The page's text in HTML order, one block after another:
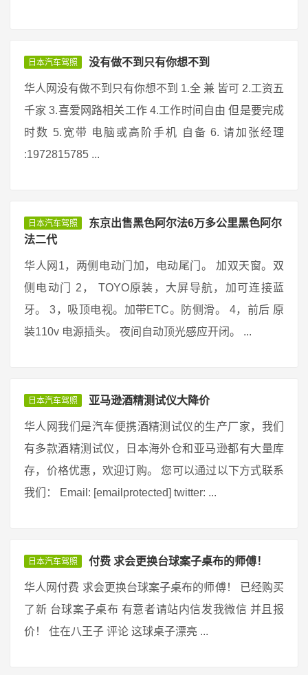
日本汽车驾照 没有做不到只有你想不到
华人网没有做不到只有你想不到 1.全 兼 皆可 2.工资五
千家 3.喜爱网路相关工作 4.工作时间自由 但是要完成
时数 5.宽带 电脑或高阶手机 自备 6. 请加张经理
:1972815785 ...
日本汽车驾照
东京出售黑色阿尔法6万多公里黑色阿尔
法二代
华人网1，两侧电动门加，电动尾门。 加双天窗。双
侧电动门 2， TOYO原装，大屏导航，加可连接蓝
牙。 3，吸顶电视。加带ETC。防侧滑。 4，前后 原
装110v 电源插头。 夜间自动顶光感应开闭。 ...
日本汽车驾照 亚马逊酒精测试仪大降价
华人网我们是汽车便携酒精测试仪的生产厂家，我们
有多款酒精测试仪，日本海外仓和亚马逊都有大量库
存，价格优惠，欢迎订购。 您可以通过以下方式联系
我们： Email: [emailprotected] twitter: ...
日本汽车驾照 付费 求会更换台球案子桌布的师傅！
华人网付费 求会更换台球案子桌布的师傅！ 已经购买
了新 台球案子桌布 有意者请站内信发我微信 并且报
价！ 住在八王子 评论 这球桌子漂亮 ...